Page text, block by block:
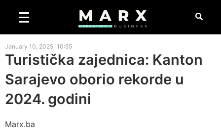
January 10, 2025 10:55
Turistička zajednica: Kanton
Sarajevo oborio rekorde u
2024. godini
Marx.ba